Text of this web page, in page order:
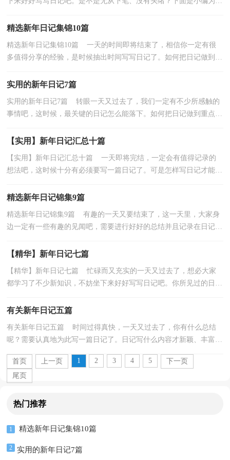
精选新年日记集锦10篇
精选新年日记集锦10篇 一天的时间即将结束了，相信你一定有很
多值得分享的经验，是时候抽出时间写写日记了。如何把日记做到重
实用的新年日记7篇
实用的新年日记7篇 转眼一天又过去了，我们一定有不少所感触的
事情吧，这时候，最关键的日记怎么能落下。如何把日记做到重点突
【实用】新年日记汇总十篇
【实用】新年日记汇总十篇 一天即将完结，一定会有值得记录的
想法吧，这时候十分有必须要写一篇日记了。可是怎样写日记才能出
精选新年日记锦集9篇
精选新年日记锦集9篇 有趣的一天又要结束了，这一天里，大家身
边一定有一些有趣的见闻吧，需要进行好好的总结并且记录在日记里
【精华】新年日记七篇
【精华】新年日记七篇 忙碌而又充实的一天又过去了，想必大家
都学习了不少新知识，不妨坐下来好好写写日记吧。你所见过的日记
有关新年日记五篇
有关新年日记五篇 时间过得真快，一天又过去了，你有什么总结
呢？需要认真地为此写一篇日记了。日记写什么内容才新颖、丰富
首页
上一页 1 2 3 4 5
下一页
尾页
热门推荐
1 精选新年日记集锦10篇
2 实用的新年日记7篇